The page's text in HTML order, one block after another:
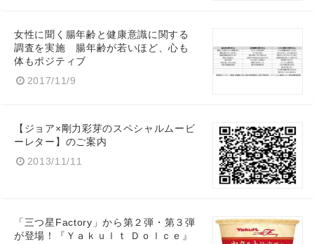
女性に聞く腸年齢と健康意識に関する
調査を実施 腸年齢が若いほど、心も
体もポジティブ
2017/11/9
【ジョア×剛力彩芽のスペシャルムービ
ーレター】のご案内
2013/11/11
「三つ星Factory」から第２弾・第３弾
が登場！『Ｙａｋｕｌｔ Ｄｏｌｃｅ』